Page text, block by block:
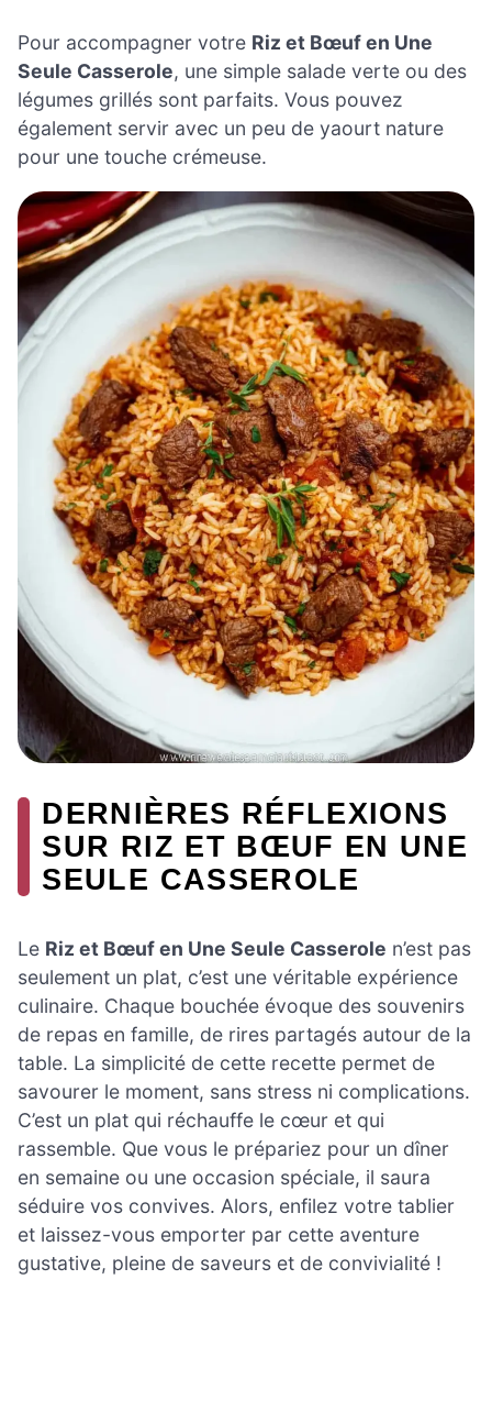
Pour accompagner votre Riz et Bœuf en Une
Seule Casserole, une simple salade verte ou des
légumes grillés sont parfaits. Vous pouvez
également servir avec un peu de yaourt nature
pour une touche crémeuse.
DERNIÈRES RÉFLEXIONS
SUR RIZ ET BŒUF EN UNE
SEULE CASSEROLE
Le Riz et Bœuf en Une Seule Casserole n’est pas
seulement un plat, c’est une véritable expérience
culinaire. Chaque bouchée évoque des souvenirs
de repas en famille, de rires partagés autour de la
table. La simplicité de cette recette permet de
savourer le moment, sans stress ni complications.
C’est un plat qui réchauffe le cœur et qui
rassemble. Que vous le prépariez pour un dîner
en semaine ou une occasion spéciale, il saura
séduire vos convives. Alors, enfilez votre tablier
et laissez-vous emporter par cette aventure
gustative, pleine de saveurs et de convivialité !